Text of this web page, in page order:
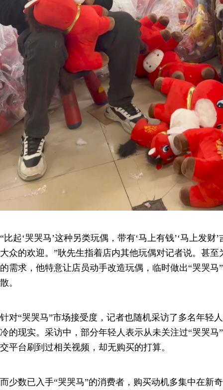
“比起‘哭哭马’这种另类玩偶，带有‘马上有钱’‘马上发财
大众的欢迎。”耿先生指着店内其他玩偶对记者说。甚
的需求，他特意让店员动手改造玩偶，临时做出“哭哭马
散。
针对“哭哭马”市场接受度，记者也随机采访了多名年轻
冷的现实。采访中，部分年轻人表示从未关注过“哭哭马
交平台刷到过相关视频，却无购买的打算。
而少数已入手“哭哭马”的消费者，购买动机多集中在新